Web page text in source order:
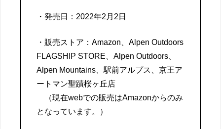
・発売日：2022年2月2日
・販売ストア：Amazon、Alpen Outdoors
FLAGSHIP STORE、Alpen Outdoors、
Alpen Mountains、駅前アルプス、京王ア
ートマン聖蹟桜ヶ丘店
（現在webでの販売はAmazonからのみ
となっています。）